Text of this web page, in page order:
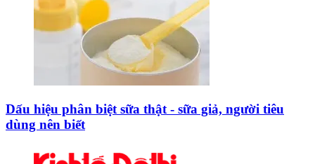
Dấu hiệu phân biệt sữa thật - sữa giả, người tiêu
dùng nên biết